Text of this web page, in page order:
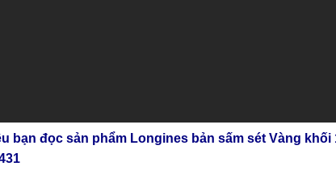
bạn đọc sản phẩm Longines bản sấm sét Vàng khối